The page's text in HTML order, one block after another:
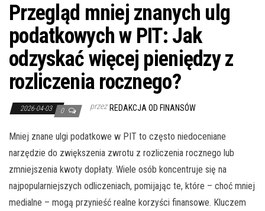
Przegląd mniej znanych ulg
podatkowych w PIT: Jak
odzyskać więcej pieniędzy z
rozliczenia rocznego?
2026-04-03 0 przez REDAKCJA OD FINANSÓW
Mniej znane ulgi podatkowe w PIT to często niedoceniane
narzędzie do zwiększenia zwrotu z rozliczenia rocznego lub
zmniejszenia kwoty dopłaty. Wiele osób koncentruje się na
najpopularniejszych odliczeniach, pomijając te, które – choć mniej
medialne – mogą przynieść realne korzyści finansowe. Kluczem